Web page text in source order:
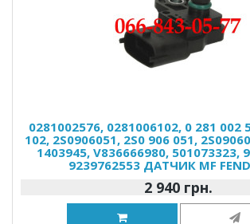
0281002576, 0281006102, 0 281 002
102, 2S0906051, 2S0 906 051,
1403945, V836666980, 501073323,
9239762553 ДАТЧИК MF
2 940 грн.